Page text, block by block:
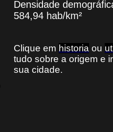
Densidade
584,94 hab/km²
Clique em historia ou
tudo sobre a origem e
sua cidade.